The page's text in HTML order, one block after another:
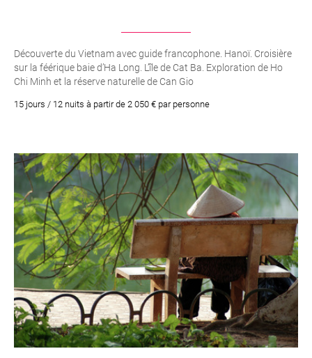
Découverte du Vietnam avec guide francophone. Hanoï. Croisière
sur la féérique baie d’Ha Long. L’île de Cat Ba. Exploration de Ho
Chi Minh et la réserve naturelle de Can Gio
15 jours / 12 nuits à partir de 2 050 € par personne